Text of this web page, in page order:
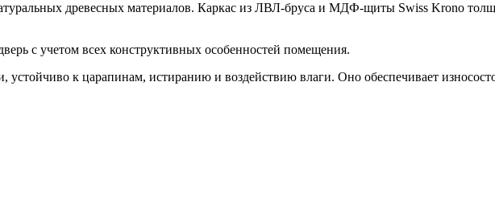
древесных материалов. Каркас из ЛВЛ-бруса и МДФ-щиты Swiss Krono
с учетом всех конструктивных особенностей помещения.
устойчиво к царапинам, истиранию и воздействию влаги. Оно обеспечивает